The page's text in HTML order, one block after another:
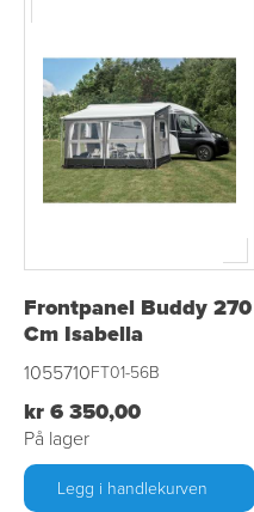
Frontpanel Buddy 270
Cm Isabella
1055710FT01-56B
kr 6 350,00
På lager
Legg i handlekurven